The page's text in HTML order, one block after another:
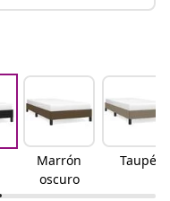
Marrón
oscuro
Taupé